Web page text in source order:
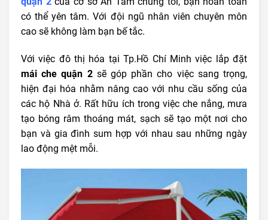
có thể yên tâm. Với đội ngũ nhân viên chuyên môn
cao sẽ không làm bạn bế tắc.
Với việc đô thị hóa tại Tp.Hồ Chí Minh việc lắp đặt
mái che quận 2sẽ góp phần cho việc sang trọng,
hiện đại hóa nhằm nâng cao với nhu cầu sống của
các hộ Nhà ở. Rất hữu ích trong việc che nắng, mưa
tạo bóng râm thoáng mát, sạch sẽ tạo một nơi cho
bạn và gia đình sum hợp với nhau sau những ngày
lao động mệt mỗi.